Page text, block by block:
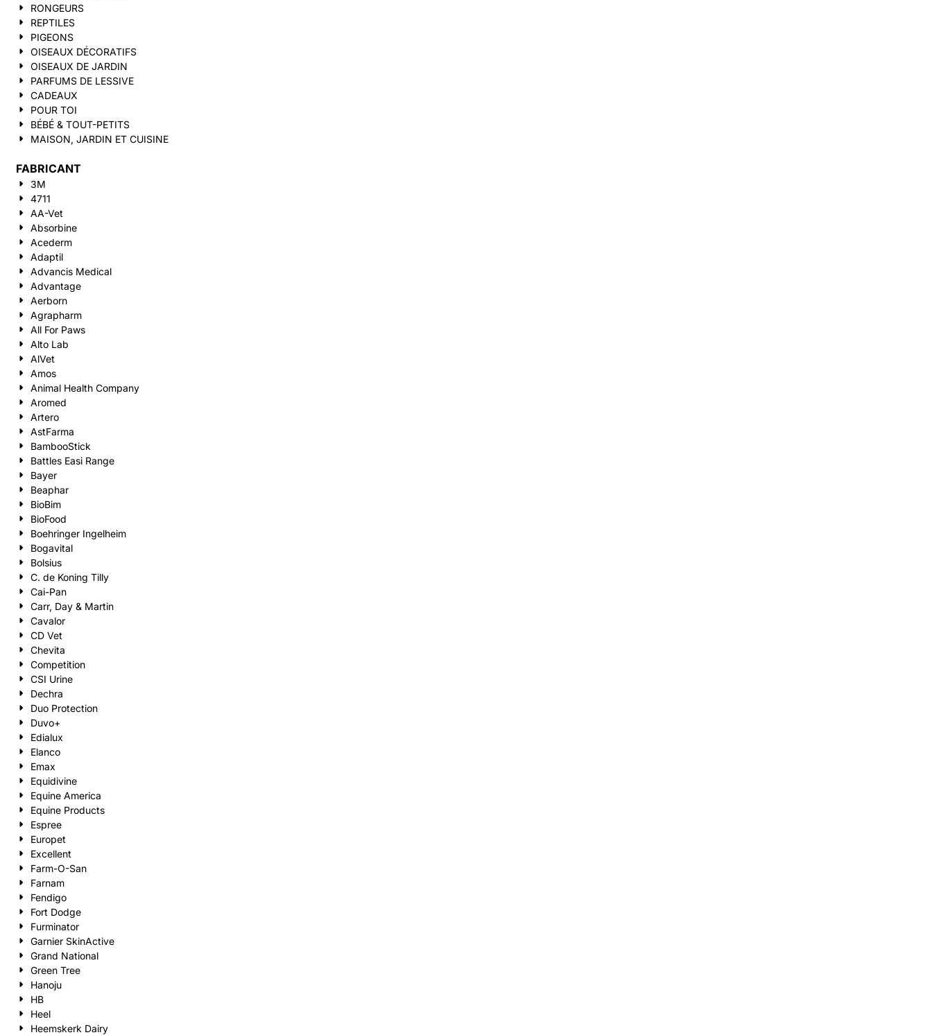
RONGEURS
REPTILES
PIGEONS
OISEAUX DÉCORATIFS
OISEAUX DE JARDIN
PARFUMS DE LESSIVE
CADEAUX
POUR TOI
BÉBÉ & TOUT-PETITS
MAISON, JARDIN ET CUISINE
FABRICANT
3M
4711
AA-Vet
Absorbine
Acederm
Adaptil
Advancis Medical
Advantage
Aerborn
Agrapharm
All For Paws
Alto Lab
AlVet
Amos
Animal Health Company
Aromed
Artero
AstFarma
BambooStick
Battles Easi Range
Bayer
Beaphar
BioBim
BioFood
Boehringer Ingelheim
Bogavital
Bolsius
C. de Koning Tilly
Cai-Pan
Carr, Day & Martin
Cavalor
CD Vet
Chevita
Competition
CSI Urine
Dechra
Duo Protection
Duvo+
Edialux
Elanco
Emax
Equidivine
Equine America
Equine Products
Espree
Europet
Excellent
Farm-O-San
Farnam
Fendigo
Fort Dodge
Furminator
Garnier SkinActive
Grand National
Green Tree
Hanoju
HB
Heel
Heemskerk Dairy